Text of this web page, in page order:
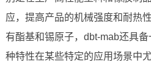
应，提高产品的机械强度和耐热
有酯基和锡原子，dbt-mab还具
种特性在某些特定的应用场景中尤